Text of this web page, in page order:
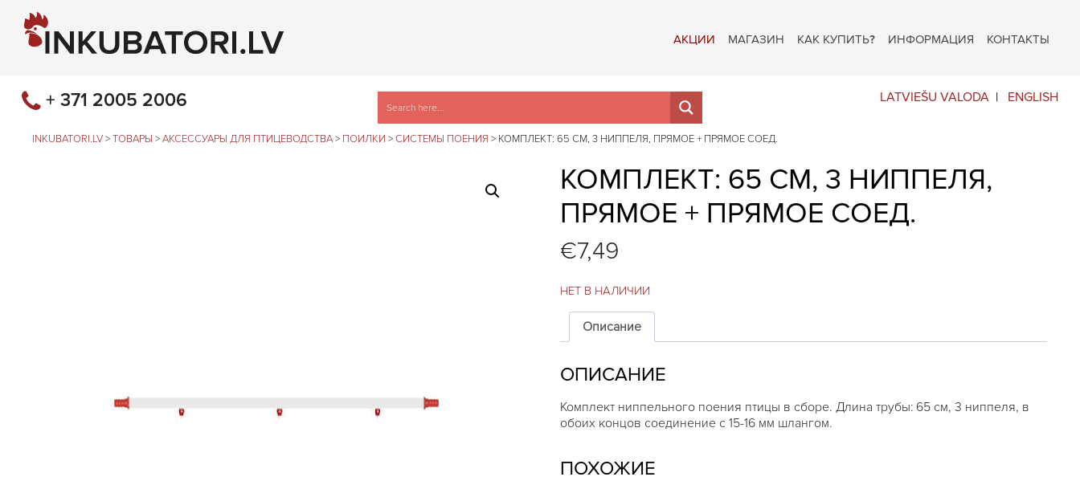
АКЦИИ МАГАЗИН КАК КУПИТЬ? ИНФОРМАЦИЯ КОНТАКТЫ
LATVIEŠU VALODA ENGLISH
+ 371 2005 2006
INKUBATORI.LV > ТОВАРЫ > АКСЕССУАРЫ ДЛЯ ПТИЦЕВОДСТВА > ПОИЛКИ > СИСТЕМЫ ПОЕНИЯ > КОМПЛЕКТ: 65 СМ, 3 НИППЕЛЯ, ПРЯМОЕ + ПРЯМОЕ СОЕД.
КОМПЛЕКТ: 65 СМ, 3 НИППЕЛЯ,
ПРЯМОЕ + ПРЯМОЕ СОЕД.
€7,49
НЕТ В НАЛИЧИИ
Описание
ОПИСАНИЕ
Комплект ниппельного поения птицы в сборе. Длина трубы: 65 см, 3 ниппеля, в
обоих концов соединение с 15-16 мм шлангом.
ПОХОЖИЕ